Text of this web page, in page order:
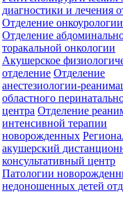
диагностики и лечения
Отделение онкоурологии
Отделение
торакальной онкологии
Акушерское
отделение Отделение
анестезиологии-
областного
центра Отделение
интенсивной терапии
новорожденных
акушерский
консультативный центр
Патологии
недоношенных детей